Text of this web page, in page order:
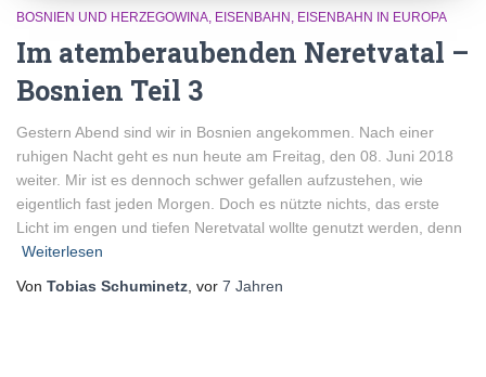
BOSNIEN UND HERZEGOWINA EISENBAHN EISENBAHN IN EUROPA
Im atemberaubenden Neretvatal –
Bosnien Teil 3
Gestern Abend sind wir in Bosnien angekommen. Nach einer
ruhigen Nacht geht es nun heute am Freitag, den 08. Juni 2018
weiter. Mir ist es dennoch schwer gefallen aufzustehen, wie
eigentlich fast jeden Morgen. Doch es nützte nichts, das erste
Licht im engen und tiefen Neretvatal wollte genutzt werden, denn
Weiterlesen
Von Tobias Schuminetz , vor 7 Jahren